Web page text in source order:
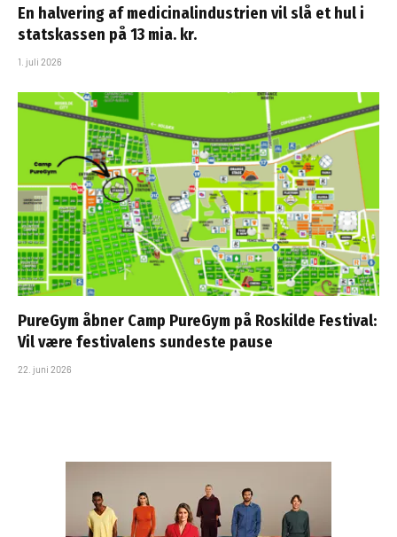
En halvering af medicinalindustrien vil slå et hul i
statskassen på 13 mia. kr.
1. juli 2026
PureGym åbner Camp PureGym på Roskilde Festival:
Vil være festivalens sundeste pause
22. juni 2026